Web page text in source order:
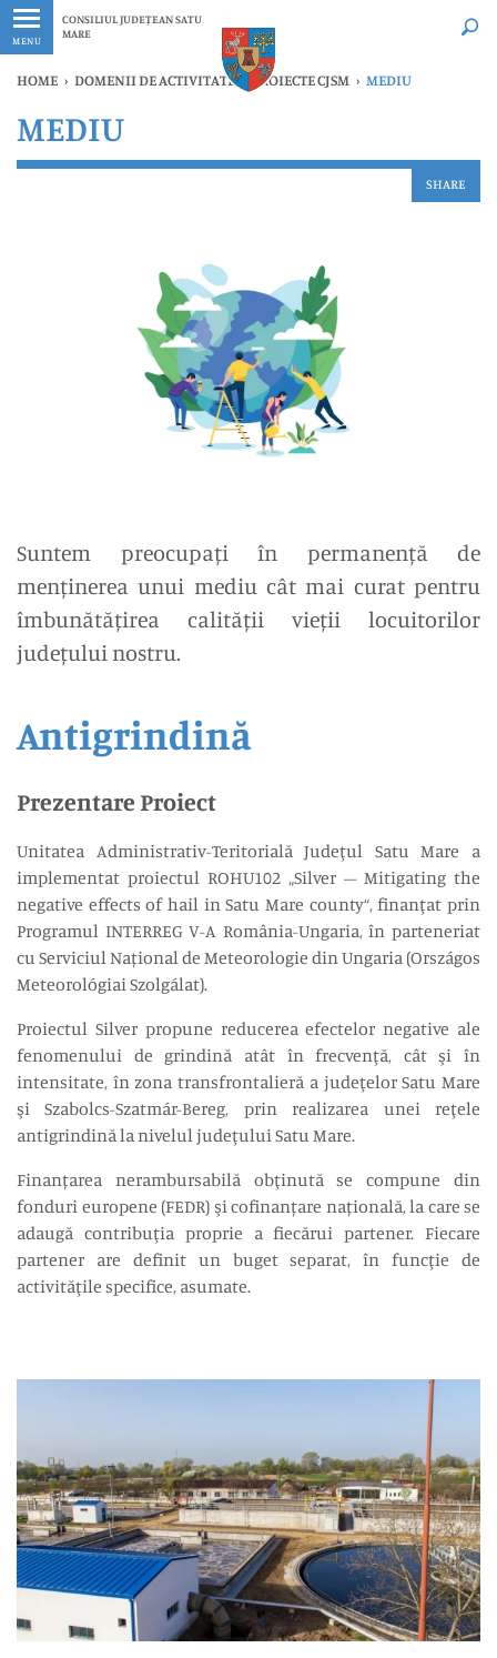
MENU
CONSILIUL JUDEȚEAN SATU
MARE
Ultimele
HOME › DOMENII DE ACTIVITATE ȘI PROIECTE CJSM › MEDIU
MEDIU
SHARE
Suntem preocupați în permanență de
menținerea unui mediu cât mai curat pentru
îmbunătățirea calității vieții locuitorilor
județului nostru.
Antigrindină
Prezentare Proiect
Unitatea Administrativ-Teritorială Judeţul Satu Mare a
implementat proiectul ROHU102 „Silver – Mitigating the
negative effects of hail in Satu Mare county“, finanţat prin
Programul INTERREG V-A România-Ungaria, în parteneriat
cu Serviciul Național de Meteorologie din Ungaria (Országos
Meteorológiai Szolgálat).
Proiectul Silver propune reducerea efectelor negative ale
fenomenului de grindină atât în frecvenţă, cât şi în
intensitate, în zona transfrontalieră a judeţelor Satu Mare
şi Szabolcs-Szatmár-Bereg, prin realizarea unei reţele
antigrindină la nivelul judeţului Satu Mare.
Finanțarea nerambursabilă obţinută se compune din
fonduri europene (FEDR) şi cofinanțare națională, la care se
adaugă contribuţia proprie a fiecărui partener. Fiecare
partener are definit un buget separat, în funcţie de
activităţile specifice, asumate.